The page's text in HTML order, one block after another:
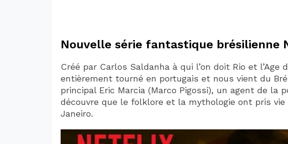
Nouvelle série fantastique brésilienne
Créé par Carlos Saldanha à qui l’on doit Rio et l’Age
entièrement tourné en portugais et nous vient du
principal Eric Marcia (Marco Pigossi), un agent de la
découvre que le folklore et la mythologie ont pris
Janeiro.